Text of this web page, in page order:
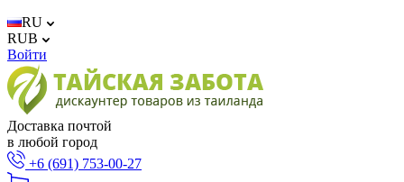
RU
RUB
Войти
Доставка почтой
в любой город
+6 (691) 753-00-27